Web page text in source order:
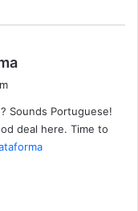
s
:
Sounds Portuguese!
deal here. Time to